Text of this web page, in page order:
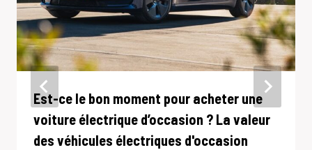
Est-ce le bon moment pour acheter une
voiture électrique d’occasion ? La valeur
des véhicules électriques d'occasion